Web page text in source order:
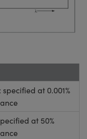
at 0.001%
at 50%